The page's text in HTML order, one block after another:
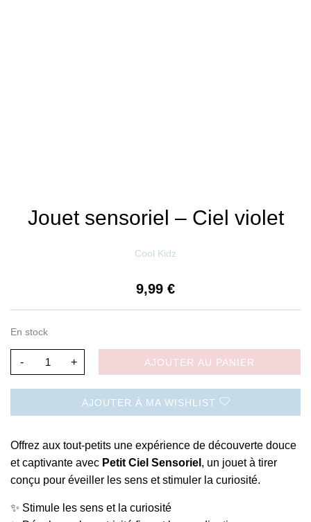
Jouet sensoriel – Ciel violet
Cool Kidz
9,99 €
En stock
- + AJOUTER AU PANIER
AJOUTER À MA WISHLIST
Offrez aux tout-petits une expérience de découverte douce
et captivante avec Petit Ciel Sensoriel , un jouet à tirer
conçu pour éveiller les sens et stimuler la curiosité.
✨ Stimule les sens et la curiosité